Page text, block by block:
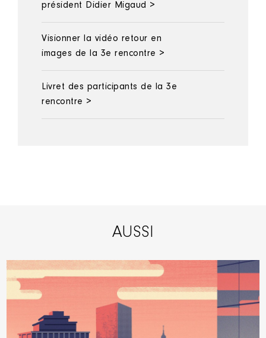
président Didier Migaud >
Visionner la vidéo retour en
images de la 3e rencontre >
Livret des participants de la 3e
rencontre >
AUSSI